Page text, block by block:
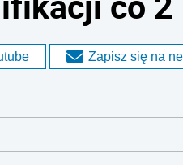
Zapisz się na